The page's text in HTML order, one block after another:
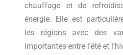
chauffage et de
énergie. Elle est
les régions avec des
importantes entre l’été et